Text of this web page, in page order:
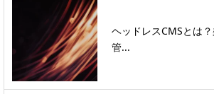
ヘッドレスCMSとは
管...